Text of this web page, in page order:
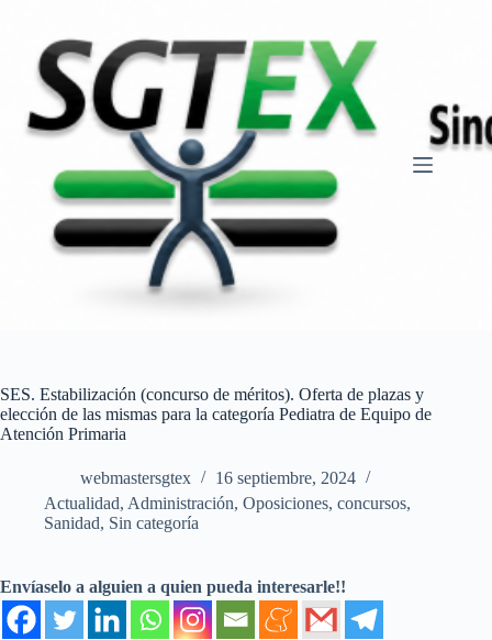
contenido
SES. Estabilización (concurso de méritos). Oferta de plazas y
elección de las mismas para la categoría Pediatra de Equipo de
Atención Primaria
webmastersgtex
16 septiembre, 2024
Actualidad, Administración, Oposiciones, concursos,
Sanidad, Sin categoría
Envíaselo a alguien a quien pueda interesarle!!